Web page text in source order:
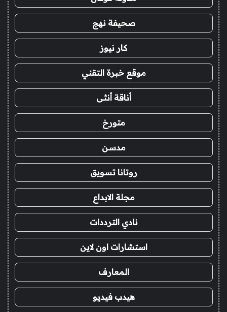
صحيفة نهج
كار نيوز
موقع خبرة التقني
أناقة أنثى
متورخ
مدسن
روتانا تسويق
مجلة الابداع
نادي الترددات
استشارات اون لاين
المعارف
هيدب فيديو